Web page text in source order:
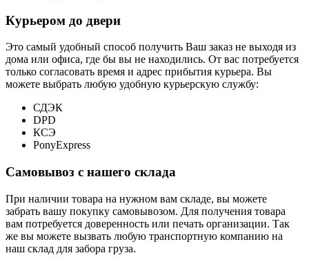
Курьером до двери
Это самый удобный способ получить Ваш заказ не выходя из
дома или офиса, где бы вы не находились. От вас потребуется
только согласовать время и адрес прибытия курьера. Вы
можете выбрать любую удобную курьерскую службу:
СДЭК
DPD
КСЭ
PonyExpress
Самовывоз с нашего склада
При наличии товара на нужном вам складе, вы можете
забрать вашу покупку самовывозом. Для получения товара
вам потребуется доверенность или печать организации. Так
же вы можете вызвать любую транспортную компанию на
наш склад для забора груза.